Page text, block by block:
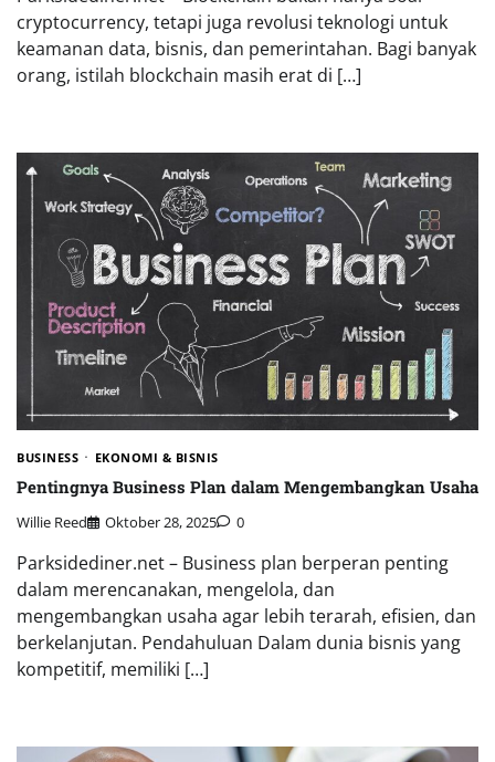
cryptocurrency, tetapi juga revolusi teknologi untuk
keamanan data, bisnis, dan pemerintahan. Bagi banyak
orang, istilah blockchain masih erat di […]
BUSINESS EKONOMI & BISNIS
Pentingnya Business Plan dalam Mengembangkan Usaha
Willie Reed Oktober 28, 2025 0
Parksidediner.net – Business plan berperan penting
dalam merencanakan, mengelola, dan
mengembangkan usaha agar lebih terarah, efisien, dan
berkelanjutan. Pendahuluan Dalam dunia bisnis yang
kompetitif, memiliki […]